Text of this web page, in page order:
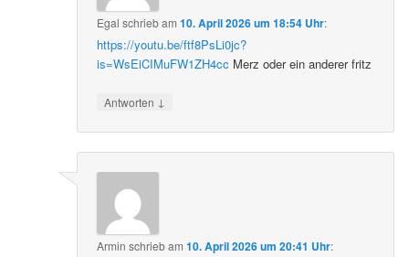
Egal schriebam10. April 2026 um 18:54 Uhr:
https://youtu.be/ftf8PsLi0jc?
is=WsEiCIMuFW1ZH4cc Merz oder ein anderer fritz
Antworten ↓
Armin schriebam10. April 2026 um 20:41 Uhr: